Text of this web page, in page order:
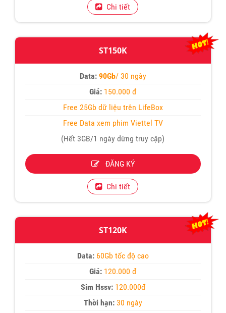
Chi tiết
ST150K
Data:90Gb/ 30 ngày
Giá: 150.000 đ
Free 25Gb dữ liệu trên LifeBox
Free Data xem phim Viettel TV
(Hết 3GB/1 ngày dừng truy cập)
ĐĂNG KÝ
Chi tiết
ST120K
Data: 60Gb tốc độ cao
Giá: 120.000 đ
Sim Hssv:120.000đ
Thời hạn:30 ngày